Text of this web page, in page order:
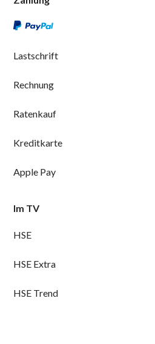
Lastschrift
Rechnung
Ratenkauf
Kreditkarte
Apple Pay
Im TV
HSE
HSE Extra
HSE Trend